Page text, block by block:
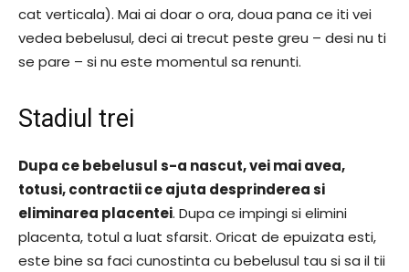
cat verticala). Mai ai doar o ora, doua pana ce iti vei
vedea bebelusul, deci ai trecut peste greu – desi nu ti
se pare – si nu este momentul sa renunti.
Stadiul trei
Dupa ce bebelusul s-a nascut, vei mai avea,
totusi, contractii ce ajuta desprinderea si
eliminarea placentei. Dupa ce impingi si elimini
placenta, totul a luat sfarsit. Oricat de epuizata esti,
este bine sa faci cunostinta cu bebelusul tau si sa il tii